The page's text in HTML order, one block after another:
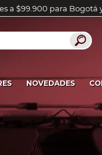
a $99.900 para Bogotá
NOVEDADES